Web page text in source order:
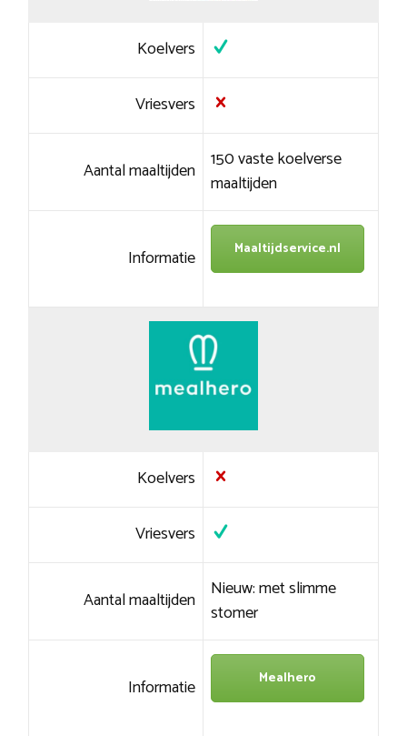
Koelvers
Vriesvers
Aantal maaltijden 150 vaste koelverse
maaltijden
Informatie Maaltijdservice.nl
Koelvers
Vriesvers
Aantal maaltijden Nieuw: met slimme
stomer
Informatie Mealhero